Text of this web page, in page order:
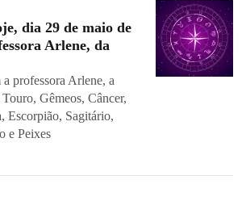
dia 29 de maio de
Arlene, da
professora Arlene, a
Gêmeos, Câncer,
Escorpião, Sagitário,
e Peixes